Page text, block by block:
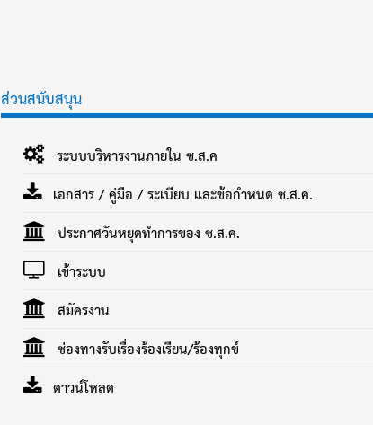
ส่วนสนับสนุน
ระบบบริหารงานภายใน ช.ส.ค
เอกสาร / คู่มือ / ระเบียบ และข้อกำหนด ช.ส.ค.
ประกาศวันหยุดทำการของ ช.ส.ค.
เข้าระบบ
สมัครงาน
ช่องทางรับเรื่องร้องเรียน/ร้องทุกข์
ดาวน์โหลด